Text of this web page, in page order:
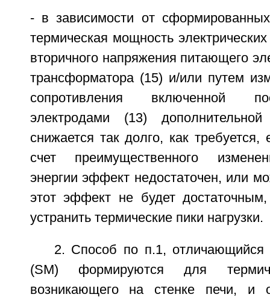
- в зависимости от
термическая мощность
вторичного напряжения питающего
трансформатора (15) и/или путем
сопротивления включенной
электродами (13)
снижается так долго, как требуется,
счет преимущественного
энергии эффект недостаточен, или
этот эффект не будет
устранить термические пики нагрузки.
2. Способ по п.1, отличающийся
(SM) формируются для
возникающего на стенке печи, и